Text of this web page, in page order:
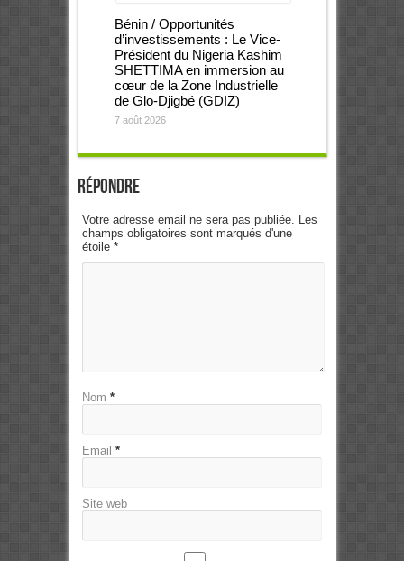
Bénin / Opportunités
d’investissements : Le Vice-
Président du Nigeria Kashim
SHETTIMA en immersion au
cœur de la Zone Industrielle
de Glo-Djigbé (GDIZ)
7 août 2026
Répondre
Votre adresse email ne sera pas publiée. Les
champs obligatoires sont marqués d'une
étoile *
Nom *
Email *
Site web